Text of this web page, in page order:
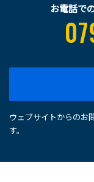
お電話で
ウェブサイトからのお
す。